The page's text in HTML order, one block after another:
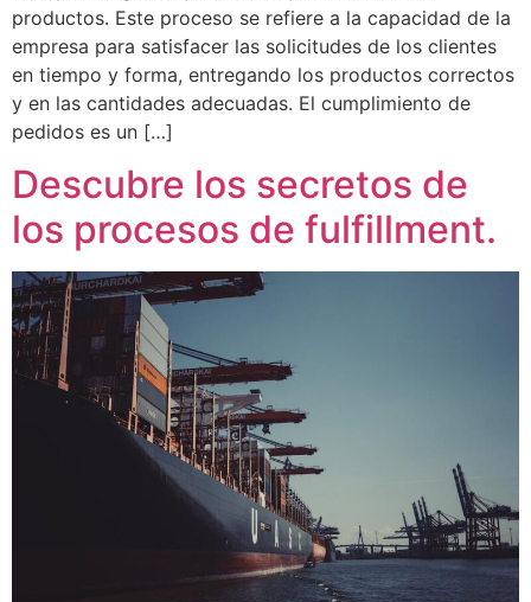
productos. Este proceso se refiere a la capacidad de la
empresa para satisfacer las solicitudes de los clientes
en tiempo y forma, entregando los productos correctos
y en las cantidades adecuadas. El cumplimiento de
pedidos es un […]
Descubre los secretos de
los procesos de fulfillment.